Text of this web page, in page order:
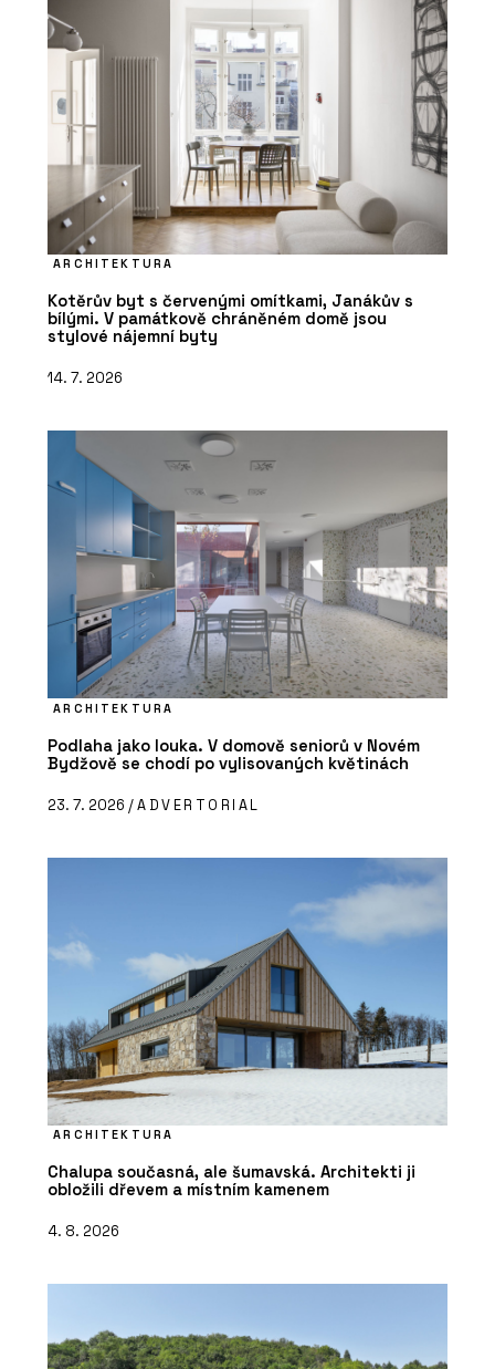
ARCHITEKTURA
Kotěrův byt s červenými omítkami, Janákův s
bílými. V památkově chráněném domě jsou
stylové nájemní byty
14. 7. 2026
ARCHITEKTURA
Podlaha jako louka. V domově seniorů v Novém
Bydžově se chodí po vylisovaných květinách
23. 7. 2026 /ADVERTORIAL
ARCHITEKTURA
Chalupa současná, ale šumavská. Architekti ji
obložili dřevem a místním kamenem
4. 8. 2026